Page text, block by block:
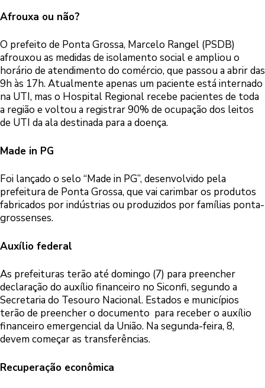
Afrouxa ou não?
O prefeito de Ponta Grossa, Marcelo Rangel (PSDB)
afrouxou as medidas de isolamento social e ampliou o
horário de atendimento do comércio, que passou a abrir das
9h às 17h. Atualmente apenas um paciente está internado
na UTI, mas o Hospital Regional recebe pacientes de toda
a região e voltou a registrar 90% de ocupação dos leitos
de UTI da ala destinada para a doença.
Made in PG
Foi lançado o selo “Made in PG”, desenvolvido pela
prefeitura de Ponta Grossa, que vai carimbar os produtos
fabricados por indústrias ou produzidos por famílias ponta-
grossenses.
Auxílio federal
As prefeituras terão até domingo (7) para preencher
declaração do auxílio financeiro no Siconfi, segundo a
Secretaria do Tesouro Nacional. Estados e municípios
terão de preencher o documento para receber o auxílio
financeiro emergencial da União. Na segunda-feira, 8,
devem começar as transferências.
Recuperação econômica